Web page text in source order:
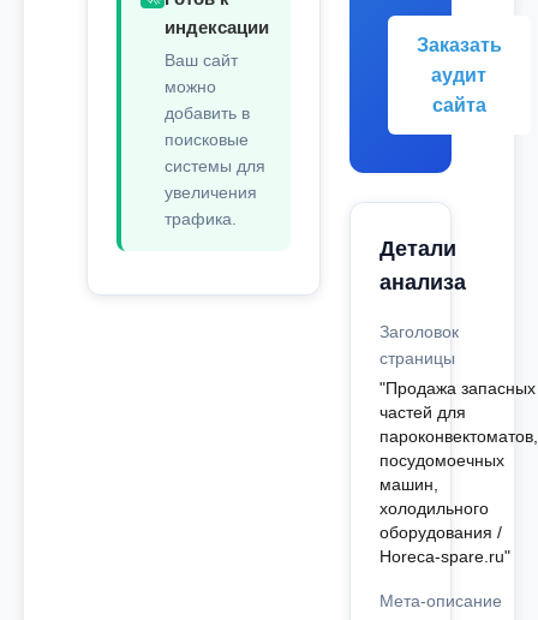
индексации
Ваш сайт
можно
добавить в
поисковые
системы для
увеличения
трафика.
Заказать
аудит
сайта
Детали
анализа
Заголовок
страницы
"Продажа запасных
частей для
пароконвектоматов,
посудомоечных
машин,
холодильного
оборудования /
Horeca-spare.ru"
Мета-описание